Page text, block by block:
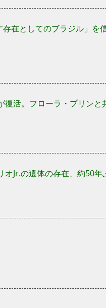
在としてのブラジル」を
活。フローラ・プリンと
Jr.の遺体の存在、約50年